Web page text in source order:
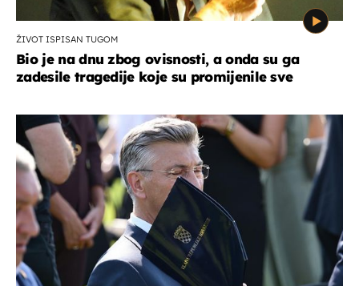
ŽIVOT ISPISAN TUGOM
Bio je na dnu zbog ovisnosti, a onda su ga
zadesile tragedije koje su promijenile sve